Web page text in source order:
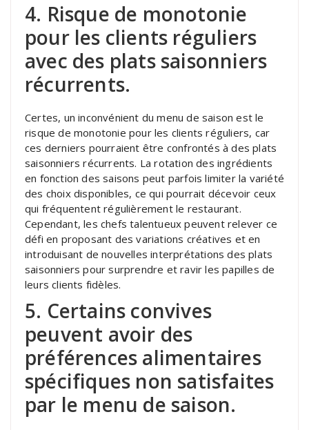
4. Risque de monotonie
pour les clients réguliers
avec des plats saisonniers
récurrents.
Certes, un inconvénient du menu de saison est le
risque de monotonie pour les clients réguliers, car
ces derniers pourraient être confrontés à des plats
saisonniers récurrents. La rotation des ingrédients
en fonction des saisons peut parfois limiter la variété
des choix disponibles, ce qui pourrait décevoir ceux
qui fréquentent régulièrement le restaurant.
Cependant, les chefs talentueux peuvent relever ce
défi en proposant des variations créatives et en
introduisant de nouvelles interprétations des plats
saisonniers pour surprendre et ravir les papilles de
leurs clients fidèles.
5. Certains convives
peuvent avoir des
préférences alimentaires
spécifiques non satisfaites
par le menu de saison.